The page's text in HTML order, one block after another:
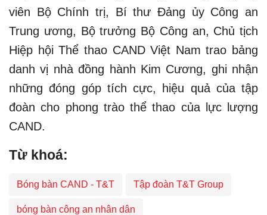
viên Bộ Chính trị, Bí thư Đảng ủy Công an
Trung ương, Bộ trưởng Bộ Công an, Chủ tịch
Hiệp hội Thể thao CAND Việt Nam trao bảng
danh vị nhà đồng hành Kim Cương, ghi nhận
những đóng góp tích cực, hiệu quả của tập
đoàn cho phong trào thể thao của lực lượng
CAND.
Từ khoá:
Bóng bàn CAND - T&T Tập đoàn T&T Group
bóng bàn công an nhân dân